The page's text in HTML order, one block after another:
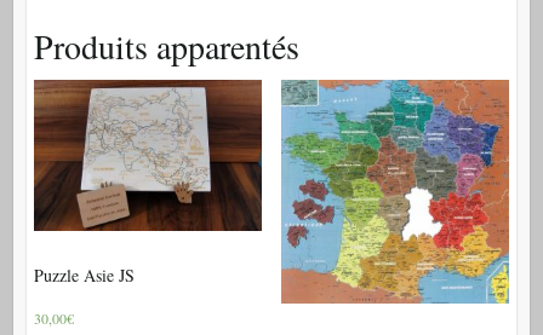
Produits apparentés
Puzzle Asie JS
30,00€